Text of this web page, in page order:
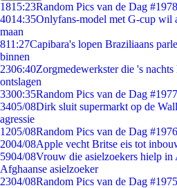
1815:23Random Pics van de Dag #1978
4014:35Onlyfans-model met G-cup wil
maan
811:27Capibara's lopen Braziliaans
binnen
2306:40Zorgmedewerkster die 's
ontslagen
3300:35Random Pics van de Dag #1977
3405/08Dirk sluit supermarkt op de
agressie
1205/08Random Pics van de Dag #1976
2004/08Apple vecht Britse eis tot
5904/08Vrouw die asielzoekers hielp in
Afghaanse asielzoeker
2304/08Random Pics van de Dag #1975